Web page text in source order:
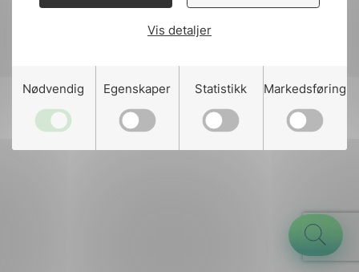
Vis detaljer
Nødvendig Egenskaper Statistikk Markedsføring